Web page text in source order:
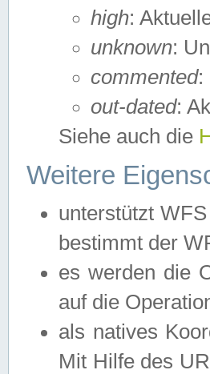
high:
unknown:
commented:
out-dated:
Siehe auch die
Weitere
unterstützt
bestimmt der
es werden die
auf die
als natives
Mit Hilfe des